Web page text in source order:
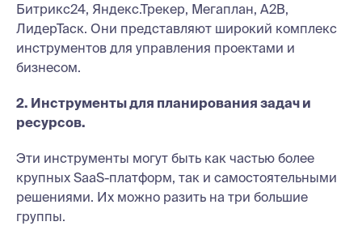
Битрикс24, Яндекс.Трекер, Мегаплан, A2B,
ЛидерТаск. Они представляют широкий комплекс
инструментов для управления проектами и
бизнесом.
2. Инструменты для планирования задач и
ресурсов.
Эти инструменты могут быть как частью более
крупных SaaS-платформ, так и самостоятельными
решениями. Их можно разить на три большие
группы.